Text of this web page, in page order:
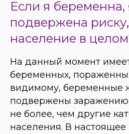
Если я
подвержена
население в
На данный момент
беременных,
видимому, беременные
подвержены заражению
не более, чем другие
населения. В настоящее